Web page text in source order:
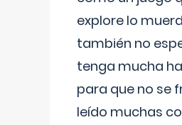
explore lo
también no
tenga mucha
para que no se
leído muchas